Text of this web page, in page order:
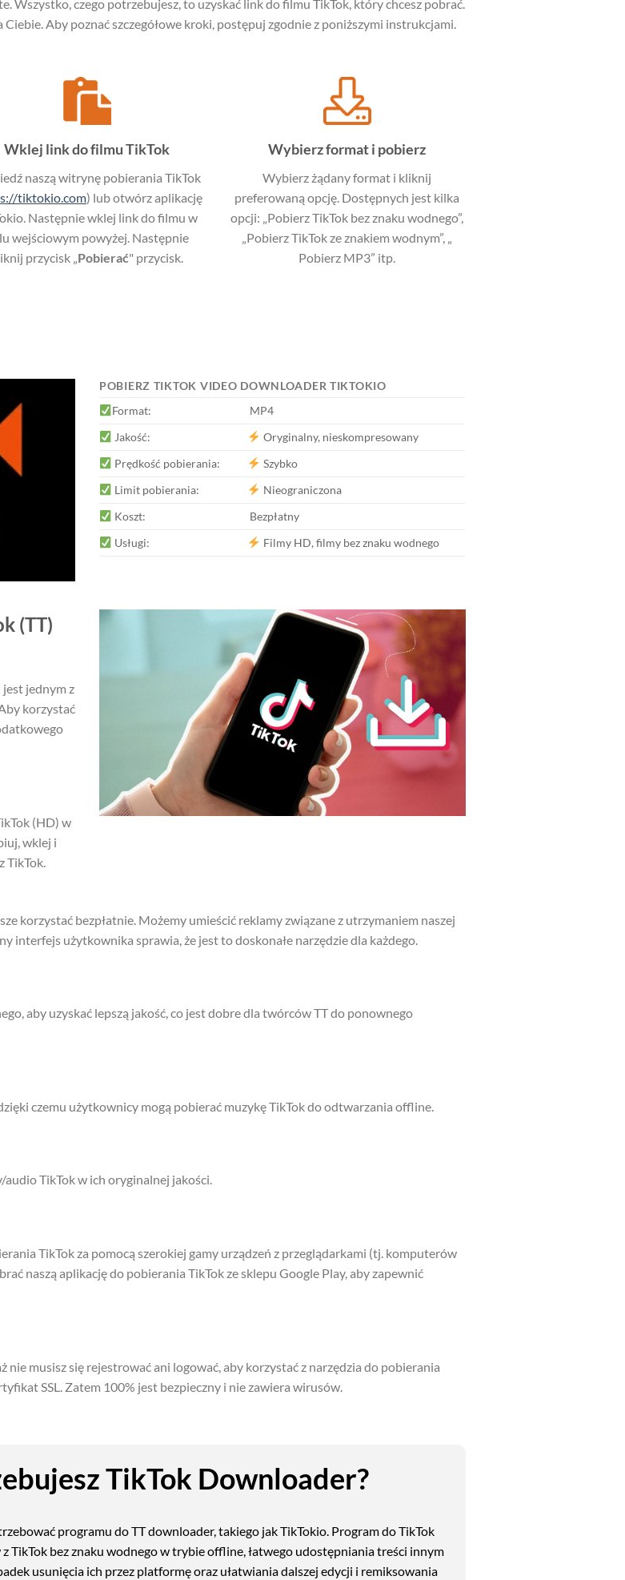
Wszystko, czego potrzebujesz, to uzyskać link do filmu TikTok, który chcesz pobrać.
Aby poznać szczegółowe kroki, postępuj zgodnie z poniższymi instrukcjami.
Wklej link do filmu TikTok
naszą witrynę pobierania TikTok
tiktokio.com) lub otwórz aplikację
Następnie wklej link do filmu w
wejściowym powyżej. Następnie
przycisk „ Pobierać" przycisk.
Wybierz format i pobierz
Wybierz żądany format i kliknij
preferowaną opcję. Dostępnych jest kilka
opcji: „Pobierz TikTok bez znaku wodnego”,
„Pobierz TikTok ze znakiem wodnym”, „
Pobierz MP3” itp.
POBIERZ TIKTOK VIDEO DOWNLOADER TIKTOKIO
Format:
MP4
Jakość:
Oryginalny, nieskompresowany
Prędkość pobierania:
Szybko
Limit pobierania:
Nieograniczona
Koszt:
Bezpłatny
Usługi:
Filmy HD, filmy bez znaku wodnego
(TT)
jednym z
korzystać
(HD) w
wklej i
TikTok.
korzystać bezpłatnie. Możemy umieścić reklamy związane z utrzymaniem naszej
interfejs użytkownika sprawia, że jest to doskonałe narzędzie dla każdego.
aby uzyskać lepszą jakość, co jest dobre dla twórców TT do ponownego
czemu użytkownicy mogą pobierać muzykę TikTok do odtwarzania offline.
TikTok w ich oryginalnej jakości.
TikTok za pomocą szerokiej gamy urządzeń z przeglądarkami (tj. komputerów
naszą aplikację do pobierania TikTok ze sklepu Google Play, aby zapewnić
musisz się rejestrować ani logować, aby korzystać z narzędzia do pobierania
SSL. Zatem 100% jest bezpieczny i nie zawiera wirusów.
TikTok Downloader?
programu do TT downloader, takiego jak TikTokio. Program do TikTok
bez znaku wodnego w trybie offline, łatwego udostępniania treści innym
usunięcia ich przez platformę oraz ułatwiania dalszej edycji i remiksowania